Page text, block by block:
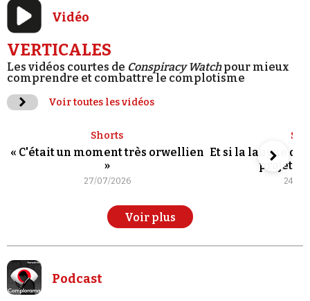
Vidéo
VERTICALES
Les vidéos courtes de Conspiracy Watchpour mieux
comprendre et combattre le complotisme
Voir toutes les vidéos
Shorts
« C'était un moment très orwellien
»
27/07/2026
Et si la langue de
projet
24/
Voir plus
Podcast